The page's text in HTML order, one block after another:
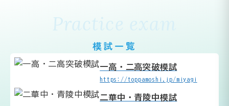
Practice exam
模試一覧
一高・二高突破模試
https://toppamoshi.jp/miyagi
二華中・青陵中模試